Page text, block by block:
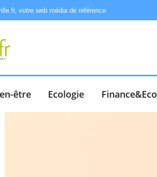
votre web média de référence
être Ecologie Finance&Eco